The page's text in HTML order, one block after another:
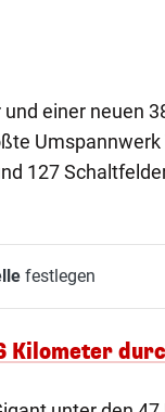
einer neuen
Umspannwerk
127
festlegen